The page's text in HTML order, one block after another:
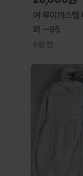
여 루이까스텔
퍼 ㅡ95
6일 전